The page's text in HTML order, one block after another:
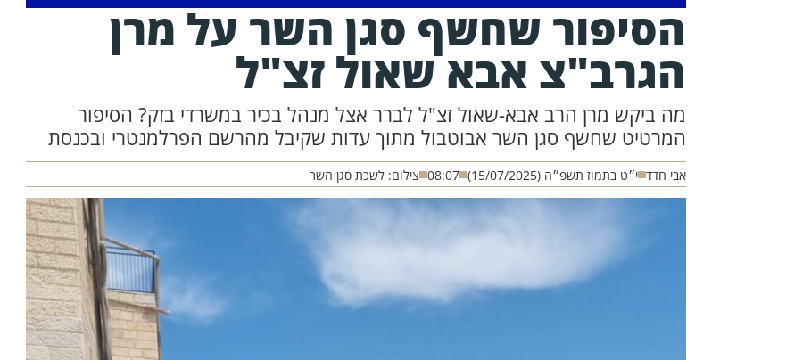
הסיפור שחשף סגן השר על מרן
הגרב"צ אבא שאול זצ"ל
מה ביקש מרן הרב אבא-שאול זצ"ל לברר אצל מנהל בכיר במשרדי בזק? הסיפור
המרטיט שחשף סגן השר אבוטבול מתוך עדות שקיבל מהרשם הפרלמנטרי ובכנסת
אבי חדד י״ט בתמוז תשפ״ה (15/07/2025) 08:07 צילום: לשכת סגן השר